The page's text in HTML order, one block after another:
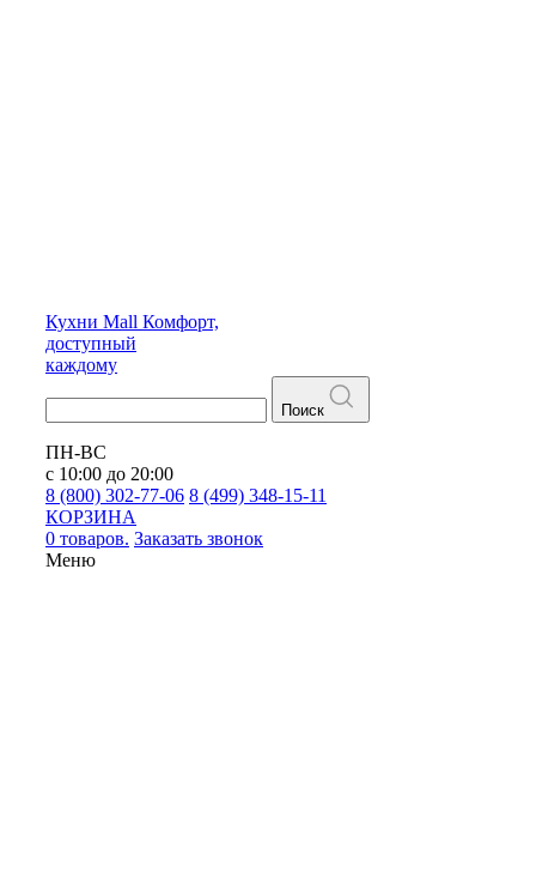
Кухни Mall Комфорт,
доступный
каждому
Поиск
ПН-ВС
с 10:00 до 20:00
8 (800) 302-77-06 8 (499) 348-15-11
КОРЗИНА
0 товаров. Заказать звонок
Меню